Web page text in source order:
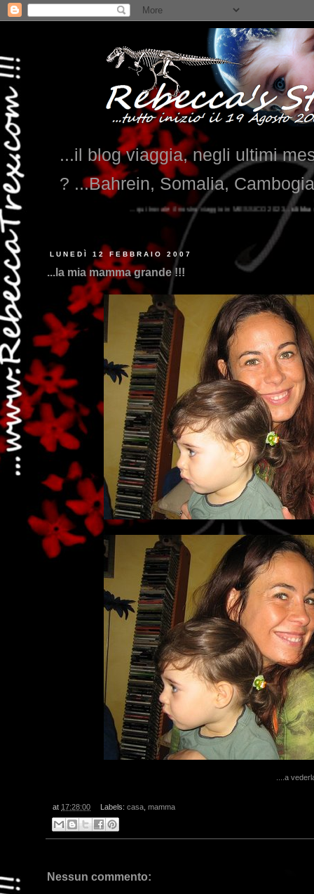
...il blog viaggia, negli ultimi
? ...Bahrein, Somalia,
...qui trovate il nostro viaggio in MESSICO 2023... clikka qui !!!
LUNEDÌ 12 FEBBRAIO 2007
...la mia mamma grande !!!
....a
at 17:28:00 Labels: casa, mamma
Nessun commento:
...dai non perdere